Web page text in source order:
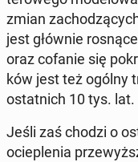
zmian
jest głównie
oraz cofanie się
ków jest też ogólny
ostat­nich 10 tys. lat.
Jeśli zaś chodzi o
ocie­ple­nia